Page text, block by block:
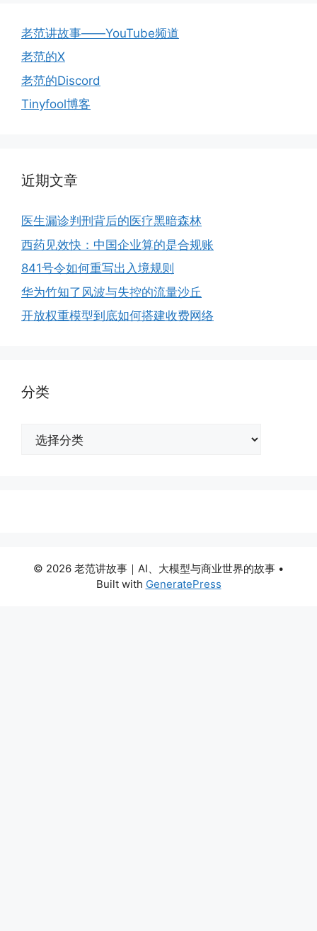
老范讲故事——YouTube频道
老范的X
老范的Discord
Tinyfool博客
近期文章
医生漏诊判刑背后的医疗黑暗森林
西药见效快：中国企业算的是合规账
841号令如何重写出入境规则
华为竹知了风波与失控的流量沙丘
开放权重模型到底如何搭建收费网络
分类
© 2026 老范讲故事｜AI、大模型与商业世界的故事 •
Built with GeneratePress